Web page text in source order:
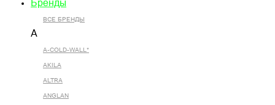
Бренды
ВСЕ БРЕНДЫ
A
A-COLD-WALL*
AKILA
ALTRA
ANGLAN